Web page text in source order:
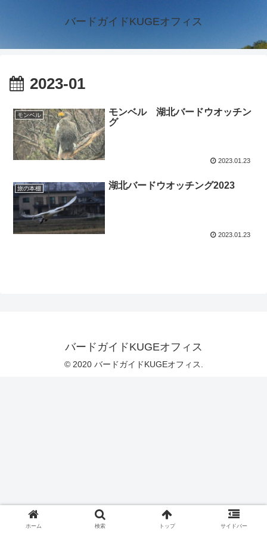
バードガイドKUGEオフィス
2023-01
モンベル
モンベル 湖北バードウオッチン
グ
2023.01.23
旅の本棚 湖北バードウオッチング2023
2023.01.23
バードガイドKUGEオフィス
© 2020 バードガイドKUGEオフィス.
ホーム 検索 トップ サイドバー